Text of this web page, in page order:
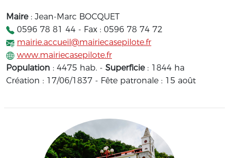
Maire: Jean-Marc BOCQUET
0596 78 81 44 - Fax : 0596 78 74 72
mairie.accueil@mairiecasepilote.fr
www.mairiecasepilote.fr
Population : 4475 hab. - Superficie : 1844 ha
Création : 17/06/1837 - Fête patronale : 15 août